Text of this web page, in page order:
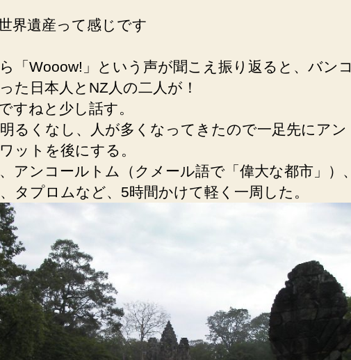
界遺産って感じです
「Wooow!」という声が聞こえ振り返ると、バンコ
た日本人とNZ人の二人が！
すねと少し話す。
るくなし、人が多くなってきたので一足先にアン
ットを後にする。
アンコールトム（クメール語で「偉大な都市」）、
タプロムなど、5時間かけて軽く一周した。